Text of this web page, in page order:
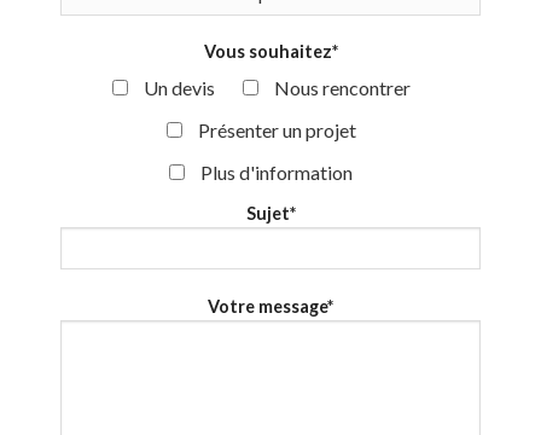
Vous souhaitez*
Un devis
Nous rencontrer
Présenter un projet
Plus d'information
Sujet*
Votre message*